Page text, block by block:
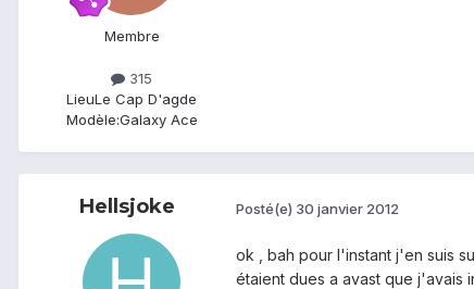
Membre
315
LieuLe Cap D'agde
Modèle:Galaxy Ace
Hellsjoke Posté(e) 30 janvier 2012
ok , bah pour l'instant j'en suis
étaient dues a avast que j'avais